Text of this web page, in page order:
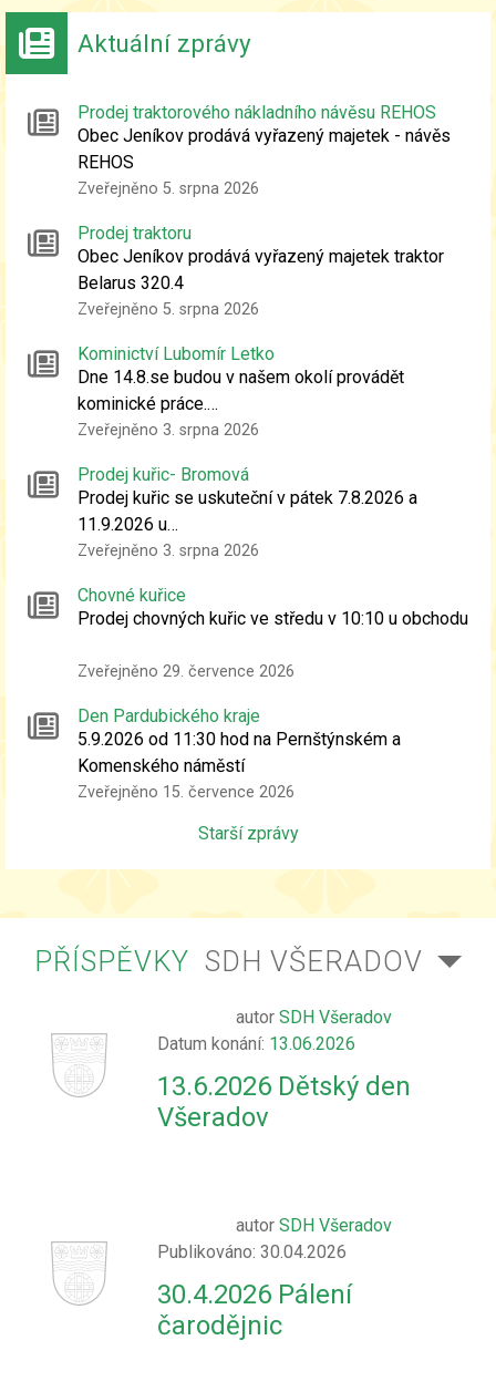
Aktuální zprávy
Prodej traktorového nákladního návěsu REHOS
Obec Jeníkov prodává vyřazený majetek - návěs
REHOS
Zveřejněno 5. srpna 2026
Prodej traktoru
Obec Jeníkov prodává vyřazený majetek traktor
Belarus 320.4
Zveřejněno 5. srpna 2026
Kominictví Lubomír Letko
Dne 14.8.se budou v našem okolí provádět
kominické práce.…
Zveřejněno 3. srpna 2026
Prodej kuřic- Bromová
Prodej kuřic se uskuteční v pátek 7.8.2026 a
11.9.2026 u…
Zveřejněno 3. srpna 2026
Chovné kuřice
Prodej chovných kuřic ve středu v 10:10 u obchodu
Zveřejněno 29. července 2026
Den Pardubického kraje
5.9.2026 od 11:30 hod na Pernštýnském a
Komenského náměstí
Zveřejněno 15. července 2026
Starší zprávy
PŘÍSPĚVKY SDH VŠERADOV
autor SDH Všeradov
Datum konání: 13.06.2026
13.6.2026 Dětský den
Všeradov
autor SDH Všeradov
Publikováno: 30.04.2026
30.4.2026 Pálení
čarodějnic